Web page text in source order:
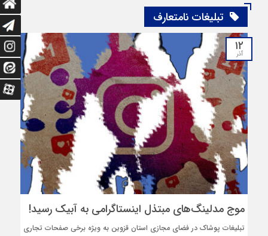
تبلیغات نامتعارف
۱۲
آذر
موج مدلینگ‌های مبتذل اینستاگرامی به آبیک رسید!
تبلیغات پوشاک در فضای مجازی استان قزوین به‌ ویژه برخی صفحات تجاری